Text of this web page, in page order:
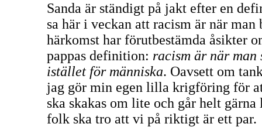
Sanda är ständigt på jakt efter en
sa här i veckan att racism är när man
härkomst har förutbestämda åsikter
pappas definition: racism är när man
istället för människa. Oavsett om
jag gör min egen lilla krigföring för
ska skakas om lite och går helt gärna
folk ska tro att vi på riktigt är ett par.